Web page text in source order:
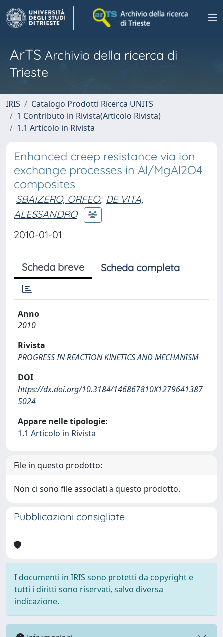
ArTS Archivio della ricerca di
Trieste
IRIS
Catalogo Prodotti Ricerca UNITS
1 Contributo in Rivista(Articolo Rivista)
1.1 Articolo in Rivista
Enhanced creep resistance via ion
exchange processes in Al/MgAl2O4
composites
SBAIZERO, ORFEO; DE VITA,
ALESSANDRO
2010-01-01
Scheda breve Scheda completa
Anno
2010
Rivista
PROGRESS IN REACTION KINETICS AND MECHANISM
DOI
https://dx.doi.org/10.3184/146867810X1279641387
5024
Appare nelle tipologie:
1.1 Articolo in Rivista
File in questo prodotto:
Non ci sono file associati a questo prodotto.
Pubblicazioni consigliate
I documenti in IRIS sono protetti da copyright e
tutti i diritti sono riservati, salvo diversa
indicazione.